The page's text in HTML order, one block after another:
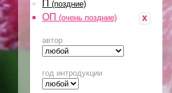
П (поздние)
x
ОП (очень поздние)
автор
год интродукции